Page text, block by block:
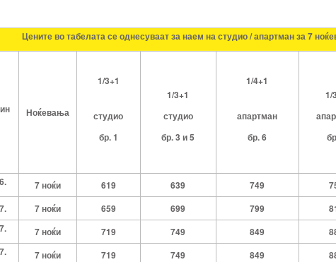
Цените во табелата се однесуваат за наем на студио / апартман за 7
Ноќевања
1/3+1
студио
бр.1
1/3+1
студио
бр. 3 и 5
1/4+1
апартман
бр.6
1/
7 ноќи 619 639 749
. 7 ноќи 659 699 799
. 7 ноќи 719 749 849
. 7 ноќи 719 749 849